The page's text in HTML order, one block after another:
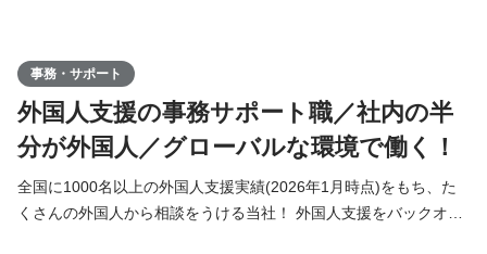
事務・サポート
外国人支援の事務サポート職／社内の半
分が外国人／グローバルな環境で働く！
全国に1000名以上の外国人支援実績(2026年1月時点)をもち、た
くさんの外国人から相談をうける当社！ 外国人支援をバックオフ